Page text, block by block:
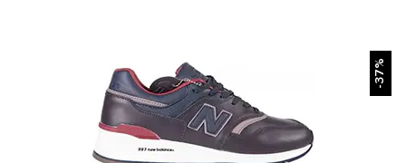
-37%